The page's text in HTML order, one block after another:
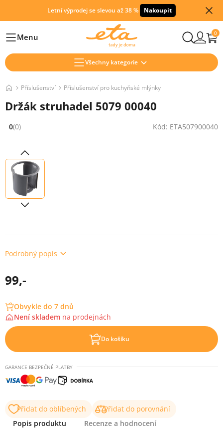
Letní výprodej se slevou až 38 % Nakoupit
HlavníMenu 0
Všechny kategorie
Příslušenství Příslušenství pro kuchyňské mlýnky
Držák struhadel 5079 00040
Hodnocení: 0 z 5 (0 recenzí)
0(0) Kód: ETA507900040
Podrobný popis
99,-
Obvykle do 7 dnů
Není skladem na prodejnách
Do košíku
GARANCE BEZPEČNÉ PLATBY
Přidat do oblíbených
Přidat do porovnání
Popis produktu
Recenze a hodnocení